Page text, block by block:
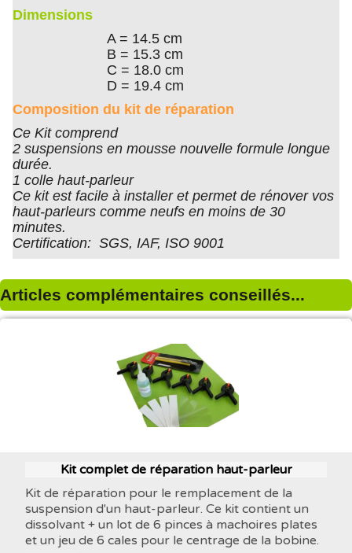
Dimensions
A = 14.5 cm
B = 15.3 cm
C = 18.0 cm
D = 19.4 cm
Composition du kit de réparation
Ce Kit comprend
2 suspensions en mousse nouvelle formule longue
durée.
1 colle haut-parleur
Ce kit est facile à installer et permet de rénover vos
haut-parleurs comme neufs en moins de 30
minutes.
Certification: SGS, IAF, ISO 9001
Articles complémentaires conseillés...
Kit complet de réparation haut-parleur
Kit de réparation pour le remplacement de la
suspension d'un haut-parleur. Ce kit contient un
dissolvant + un lot de 6 pinces à machoires plates
et un jeu de 6 cales pour le centrage de la bobine.